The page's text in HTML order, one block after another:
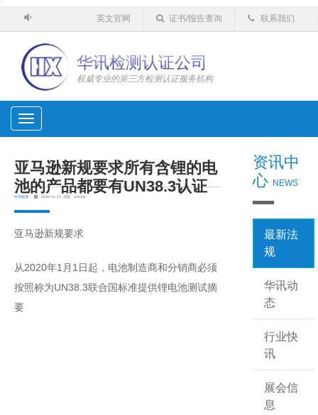
'
英文官网 证书/报告查询 联系我们
华讯检测认证公司
权威专业的第三方检测认证服务机构
Toggle
navigation
亚马逊新规要求所有含锂的电
池的产品都要有UN38.3认证
华讯检测 2019-11-21 浏览：3343次
亚马逊新规要求
从2020年1月1日起，电池制造商和分销商必须
按照称为UN38.3联合国标准提供锂电池测试摘
要
资讯中
心 NEWS
最新法
规
华讯动
态
行业快
讯
展会信
息